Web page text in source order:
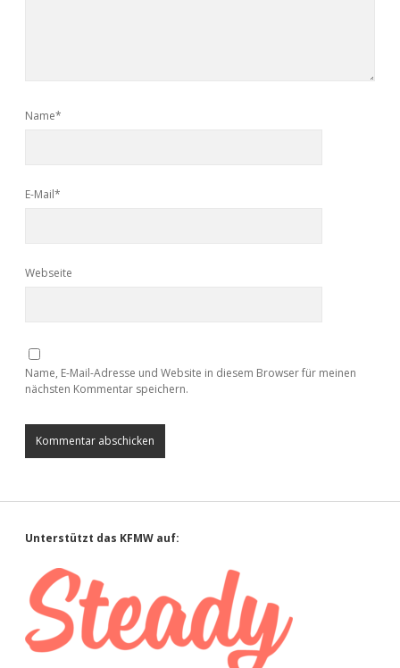
Name*
E-Mail*
Webseite
Name, E-Mail-Adresse und Website in diesem Browser für meinen
nächsten Kommentar speichern.
Sidebar
Unterstützt das KFMW auf: